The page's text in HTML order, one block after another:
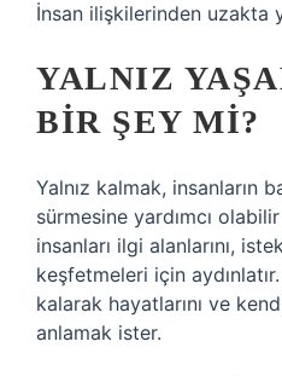
İnsan ilişkilerinden uzakta
YALNIZ
BIR ŞEY MI?
Yalnız kalmak, insanların
sürmesine yardımcı
insanları ilgi alanlarını,
keşfetmeleri için
kalarak hayatlarını ve
anlamak ister.